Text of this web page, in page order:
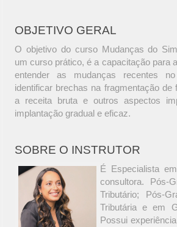
OBJETIVO GERAL
O objetivo do curso Mudanças do
um curso prático, é a capacitação para
entender as mudanças recentes
identificar brechas na fragmentação de
a receita bruta e outros aspectos
implantação gradual e eficaz.
SOBRE O INSTRUTOR
É Especialista
consultora. Pós-
Tributário; Pós-
Tributária e em
Possui